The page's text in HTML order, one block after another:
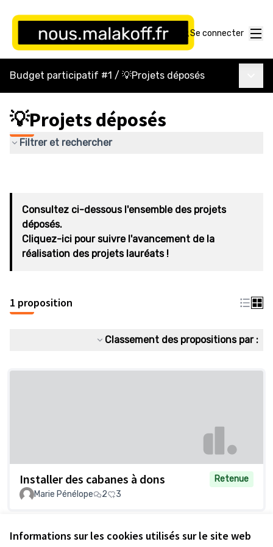
Informations sur les cookies utilisés sur le site web
Se connecter
Budget participatif #1 / 💡Projets déposés
💡Projets déposés
Filtrer et rechercher
Consultez ci-dessous l'ensemble des projets
déposés.
Cliquez-ici pour suivre l'avancement de la
réalisation des projets lauréats !
1 proposition
Classement des propositions par :
Installer des cabanes à dons
Retenue
Marie Pénélope
2 3
Voir toutes les propositions retirées